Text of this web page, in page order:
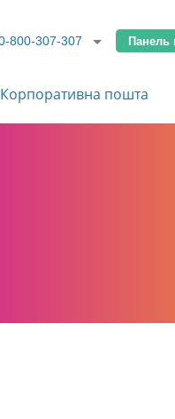
800-307-307 Панель
Корпоративна пошта